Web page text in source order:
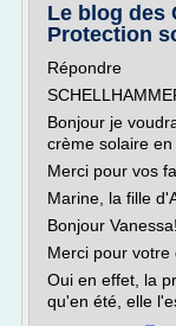
Le blog des
Protection
Répondre
Bonjour je
crème solaire
Merci pour vos
Marine, la fille
Bonjour Vanessa!
Merci pour votre
Oui en effet, la
qu'en été, elle